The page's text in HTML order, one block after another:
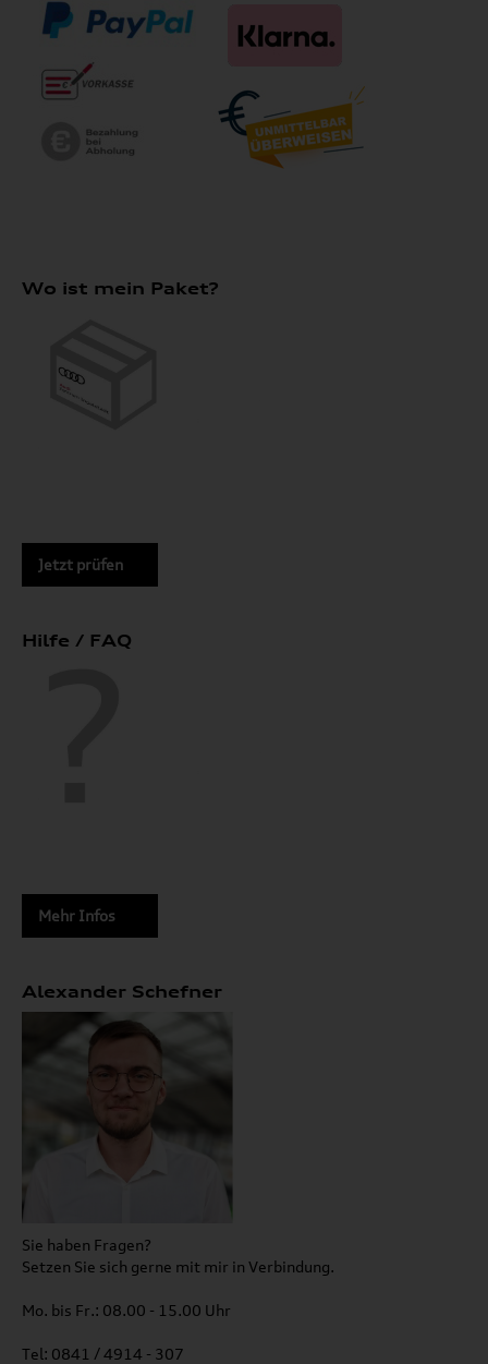
Wo ist mein Paket?
Jetzt prüfen
Hilfe / FAQ
Mehr Infos
Alexander Schefner
Sie haben Fragen?
Setzen Sie sich gerne mit mir in Verbindung.
Mo. bis Fr.: 08.00 - 15.00 Uhr
Tel: 0841 / 4914 - 307